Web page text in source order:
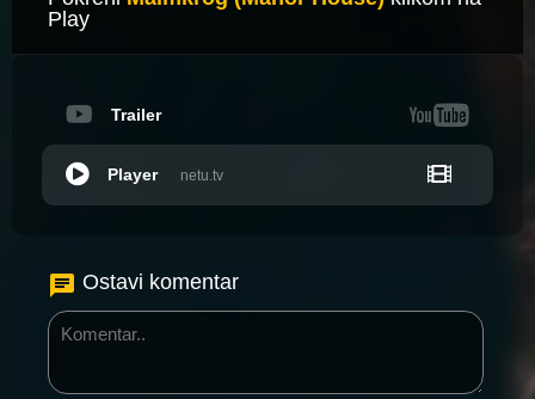
Play
Trailer
netu.tv
Player
Ostavi komentar